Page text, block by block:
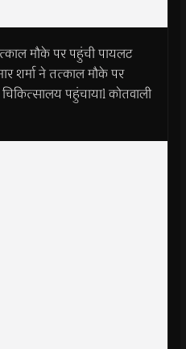
मौके पर पहुंची पायलट
शर्मा ने तत्काल मौके पर
पहुंचायाl कोतवाली